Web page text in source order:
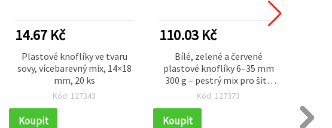
14.67 Kč
Plastové knoflíky ve tvaru
sovy, vícebarevný mix, 14×18
mm, 20 ks
Kód: 127343
Koupit
110.03 Kč
Bílé, zelené a červené
plastové knoflíky 6–35 mm
300 g – pestrý mix pro šití,
tvoření a kreativní dekorace
Kód: 127373
Koupit